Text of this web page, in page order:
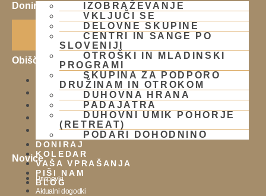
IZOBRAŽEVANJE
VKLJUČI SE
DELOVNE SKUPINE
CENTRI IN SANGE PO
SLOVENIJI
OTROŠKI IN MLADINSKI
PROGRAMI
SKUPINA ZA PODPORO
DRUŽINAM IN OTROKOM
DUHOVNA HRANA
PADAJATRA
DUHOVNI UMIK POHORJE
(RETREAT)
PODARI DOHODNINO
DONIRAJ
KOLEDAR
VAŠA VPRAŠANJA
PIŠI NAM
BLOG
Doniraj
Klikni gumb spodaj.
Doniraj
Obišči nas
Lokacija
Urnik templja
Nedeljsko srečanje
Parkiranje
Politika zasebnosti
Novice
Prispevki
Aktualni dogodki